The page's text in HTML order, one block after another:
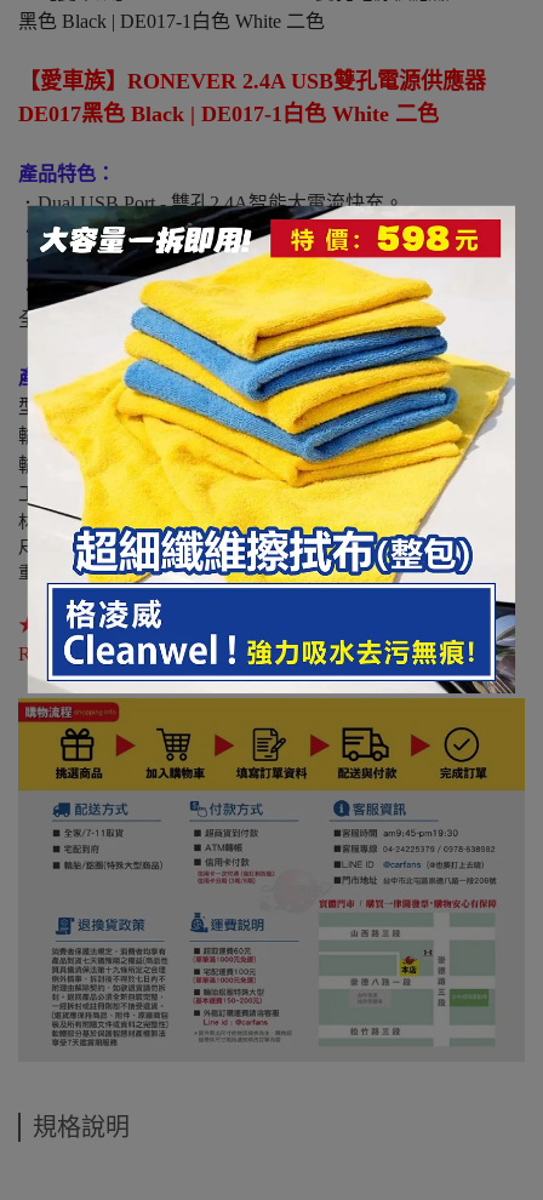
【愛車族】RONEVER 2.4A USB雙孔電源供應器
DE017黑色 Black | DE017-1白色 White 二色
產品特色：
．Dual USB Port - 雙孔2.4A智能大電流快充。
．Folding Plug - 摺疊插頭設計，易收納、省空間。
．Safety & Protection - 搭載短路/過壓/電流/過熱保護。
．BSMI Certification - 通過經濟部標準檢驗局合格認證，安
全無虞。
產品規格：
型號：DE017(黑)、DE017-1(白)
輸入電壓：100~240V / 50~60Hz 0.35A
輸出電壓：DC 5V / 2.4A (Max)
工作溫度：0~40°C
材質：ABS防火塑料、電子零件
尺寸：50 x 45 x 27mm
重量：44g
★本產品已通過BSMI標準檢驗局認證標準，字號
RoHS，品質有保障
規格說明